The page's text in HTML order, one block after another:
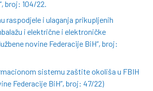
broj: 104/22.
raspodjele i ulaganja prikupljenih
i električne i elektroničke
novine Federacije BiH“, broj:
sistemu zaštite okoliša u FBIH
Federacije BiH”, broj: 47/22)